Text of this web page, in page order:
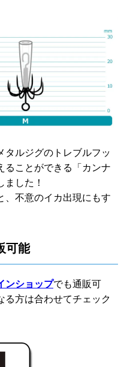
タルジグのトレブルフッ
ることができる「カンナ
した！
、不意のイカ出現にもす
可能
ンショップでも通販可
る方は合わせてチェック